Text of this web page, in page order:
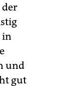
der
in
und
gut